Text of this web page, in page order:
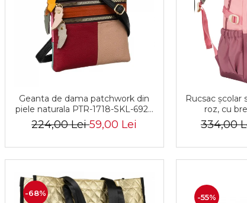
Geanta de dama patchwork din
piele naturala PTR-1718-SKL-6922
MULTI
224,00 Lei59,00 Lei
Rucsac școlar
roz, cu
Peterson
334,00
-68% -55%